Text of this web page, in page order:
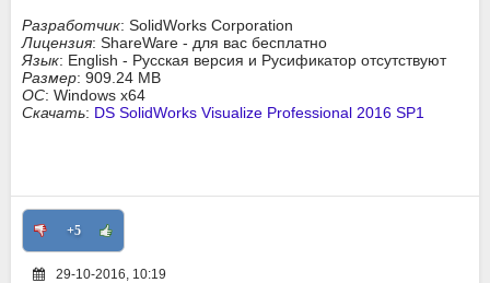
Разработчик: SolidWorks Corporation
Лицензия: ShareWare - для вас бесплатно
Язык: English - Русская версия и Русификатор отсутствуют
Размер: 909.24 MB
ОС: Windows x64
Скачать: DS SolidWorks Visualize Professional 2016 SP1
+5
29-10-2016, 10:19